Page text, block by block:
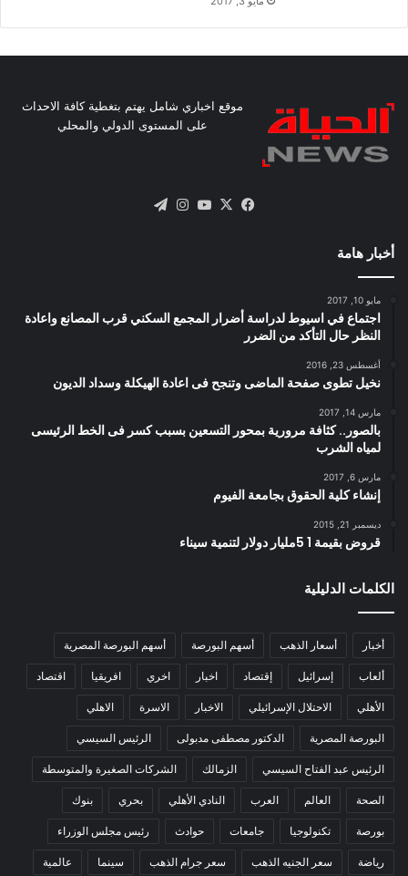
موقع اخباري شامل يهتم بتغطية كافة الاحداث
على المستوى الدولي والمحلي
فيسبوك
X يوتيوبانستقرام
أخبار هامة
مايو 10, 2017
اجتماع في اسيوط لدراسة أضرار المجمع السكني قرب المصانع واعادة
النظر حال التأكد من الضرر
أغسطس 23, 2016
نخيل تطوى صفحة الماضى وتنجح فى اعادة الهيكلة وسداد الديون
مارس 14, 2017
بالصور.. كثافة مرورية بمحور التسعين بسبب كسر فى الخط الرئيسى
لمياه الشرب
مارس 6, 2017
إنشاء كلية الحقوق بجامعة الفيوم
ديسمبر 21, 2015
قروض بقيمة 1 5مليار دولار لتنمية سيناء
الكلمات الدليلية
أخبار أسعار الذهب أسهم البورصة أسهم البورصة المصرية
ألعاب إسرائيل إقتصاد اخبار اخري افريقيا اقتصاد
الأهلي الاحتلال الإسرائيلي الاخبار الاسرة الاهلي
البورصة المصرية الدكتور مصطفى مدبولى الرئيس السيسي
الرئيس عبد الفتاح السيسي الزمالك الشركات الصغيرة والمتوسطة
الصحة العالم العرب النادي الأهلي بحري بنوك
بورصة تكنولوجيا جامعات حوادث رئيس مجلس الوزراء
رياضة سعر الجنيه الذهب سعر جرام الذهب سينما عالمية